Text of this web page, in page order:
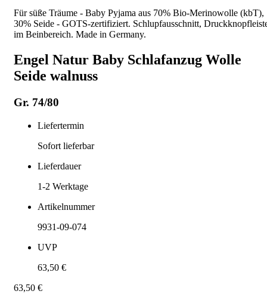
Für süße Träume - Baby Pyjama aus 70% Bio-Merinowolle (kbT),
30% Seide - GOTS-zertifiziert. Schlupfausschnitt,
im Beinbereich. Made in Germany.
Engel Natur Baby Schlafanzug Wolle
Seide walnuss
Gr. 74/80
Liefertermin
Sofort lieferbar
Lieferdauer
1-2 Werktage
Artikelnummer
9931-09-074
UVP
63,50 €
63,50 €